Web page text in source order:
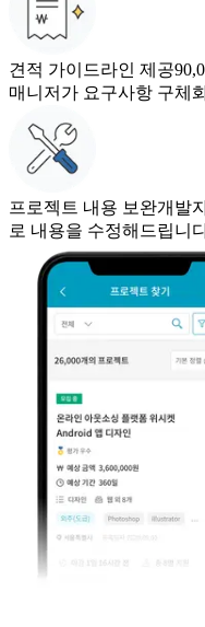
견적 가이드라인 제공
매니저가 요구사항 구체
프로젝트 내용 보완개발
로 내용을 수정해드립니